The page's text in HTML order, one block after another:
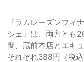
『ラムレーズンフィ
シェ』は、両方とも
間、蔵前本店とエキ
それぞれ388円（税